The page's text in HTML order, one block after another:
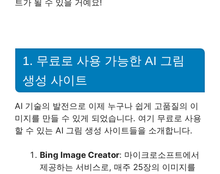
트가 될 수 있을 거예요!
1. 무료로 사용 가능한 AI 그림
생성 사이트
AI 기술의 발전으로 이제 누구나 쉽게 고품질의 이
미지를 만들 수 있게 되었습니다. 여기 무료로 사용
할 수 있는 AI 그림 생성 사이트들을 소개합니다.
Bing Image Creator: 마이크로소프트에서
제공하는 서비스로, 매주 25장의 이미지를